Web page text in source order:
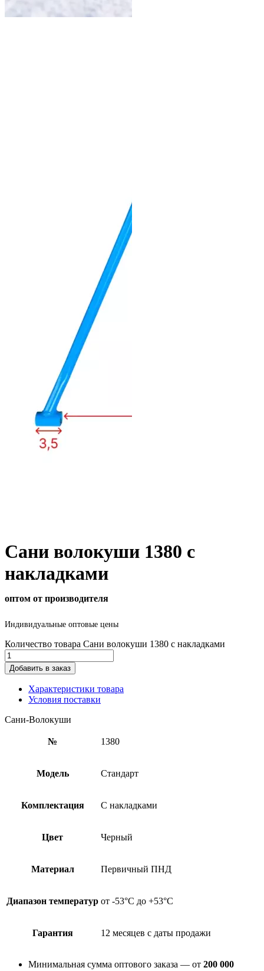
Сани волокуши 1380 с
накладками
оптом от производителя
Индивидуальные оптовые цены
Количество товара Сани волокуши 1380 с накладками
Добавить в заказ
Характеристики товара
Условия поставки
Сани-Волокуши
№ 1380
Модель Стандарт
Комплектация С накладками
Цвет Черный
Материал Первичный ПНД
Диапазон температур от -53°С до +53°С
Гарантия 12 месяцев с даты продажи
Минимальная сумма оптового заказа — от 200 000